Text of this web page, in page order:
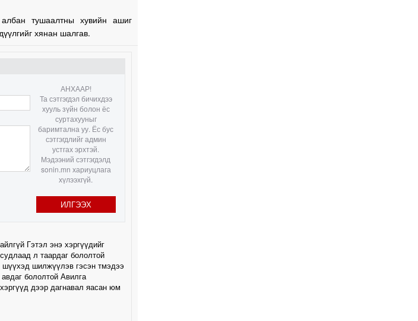
тушаалтны хувийн ашиг
хянан шалгав.
АНХААР!
Та сэтгэгдэл бичихдээ
хууль зүйн болон ёс
суртахууныг
баримтална уу. Ёс бус
сэтгэгдлийг админ
устгах эрхтэй.
Мэдээний сэтгэгдэлд
sonin.mn хариуцлага
хүлээхгүй.
ИЛГЭЭХ
Гэтэл энэ хэргүүдийг
л таардаг бололтой
шүүхэд шилжүүлэв гэсэн тмэдээ
бололтой Авилга
дээр дагнавал яасан юм